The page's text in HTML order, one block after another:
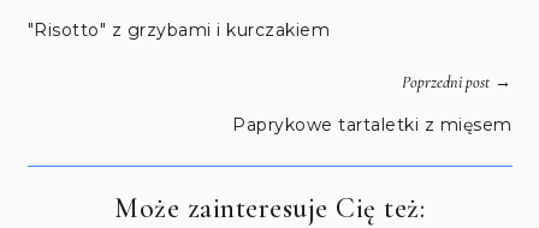
"Risotto" z grzybami i kurczakiem
Poprzedni post→
Paprykowe tartaletki z mięsem
Może zainteresuje Cię też: